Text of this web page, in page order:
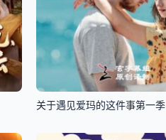
关于遇见爱玛的这件事第一季